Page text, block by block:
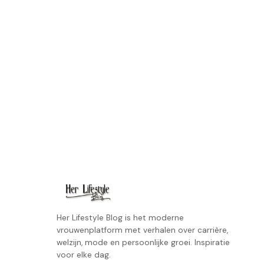
Her Lifestyle Blog is het moderne
vrouwenplatform met verhalen over carrière,
welzijn, mode en persoonlijke groei. Inspiratie
voor elke dag.